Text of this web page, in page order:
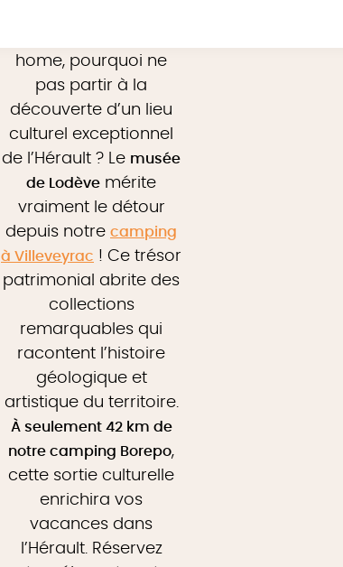
home, pourquoi ne
pas partir à la
découverte d’un lieu
culturel exceptionnel
de l’Hérault ? Le musée
de Lodève mérite
vraiment le détour
depuis notre camping
à Villeveyrac ! Ce trésor
patrimonial abrite des
collections
remarquables qui
racontent l’histoire
géologique et
artistique du territoire.
À seulement 42 km de
notre camping Borepo,
cette sortie culturelle
enrichira vos
vacances dans
l’Hérault. Réservez